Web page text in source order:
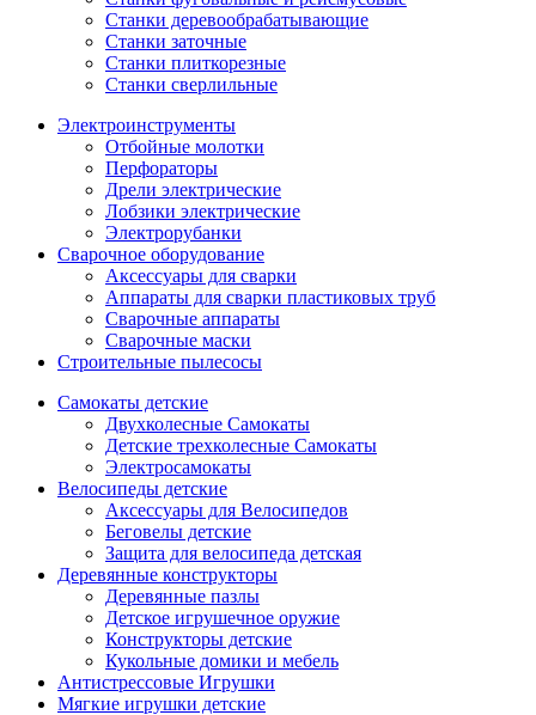
Станки деревообрабатывающие
Станки заточные
Станки плиткорезные
Станки сверлильные
Электроинструменты
Отбойные молотки
Перфораторы
Дрели электрические
Лобзики электрические
Электрорубанки
Сварочное оборудование
Аксессуары для сварки
Аппараты для сварки пластиковых труб
Сварочные аппараты
Сварочные маски
Строительные пылесосы
Самокаты детские
Двухколесные Cамокаты
Детские трехколесные Самокаты
Электросамокаты
Велосипеды детские
Аксессуары для Велосипедов
Беговелы детские
Защита для велосипеда детская
Деревянные конструкторы
Деревянные пазлы
Детское игрушечное оружие
Конструкторы детские
Кукольные домики и мебель
Антистрессовые Игрушки
Мягкие игрушки детские